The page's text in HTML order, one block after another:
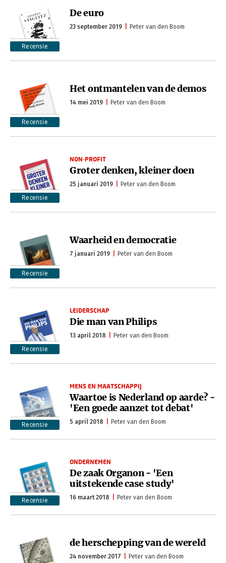
Recensie
De euro
23 september 2019 Peter van den Boom
Recensie
Het ontmantelen van de demos
14 mei 2019 Peter van den Boom
Recensie
NON-PROFIT
Groter denken, kleiner doen
25 januari 2019 Peter van den Boom
Recensie
Waarheid en democratie
7 januari 2019 Peter van den Boom
Recensie
LEIDERSCHAP
Die man van Philips
13 april 2018 Peter van den Boom
Recensie
MENS EN MAATSCHAPPIJ
Waartoe is Nederland op aarde? -
'Een goede aanzet tot debat'
5 april 2018 Peter van den Boom
Recensie
ONDERNEMEN
De zaak Organon - 'Een
uitstekende case study'
16 maart 2018 Peter van den Boom
de herschepping van de wereld
24 november 2017 Peter van den Boom